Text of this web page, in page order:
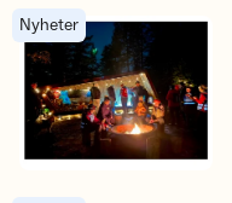
Papirer til årsmøte
Nyheter